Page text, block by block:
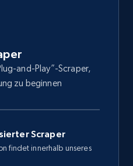
and-Play”-Scraper,
zu beginnen
Scraper
findet innerhalb unseres